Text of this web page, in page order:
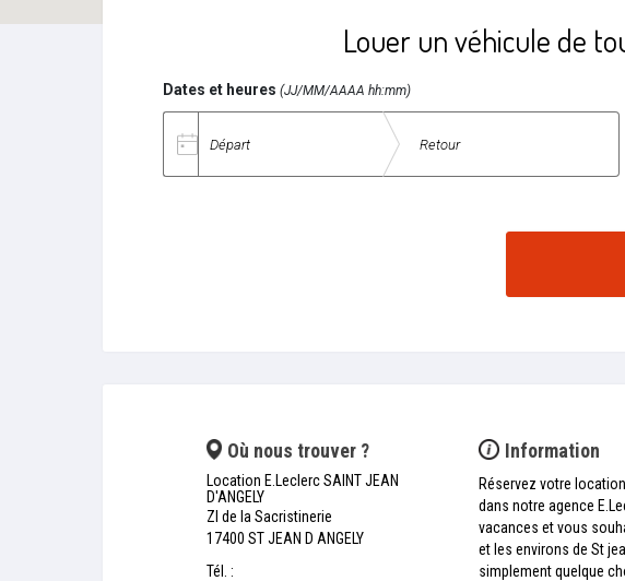
Louer un véhicule de
Dates et heures (JJ/MM/AAAA hh:mm)
Où nous trouver ?
Location E.Leclerc SAINT JEAN
D'ANGELY
ZI de la Sacristinerie
17400 ST JEAN D ANGELY
Tél. :
Information
Réservez votre
dans notre agence
vacances et vous
et les environs de St
simplement quelque